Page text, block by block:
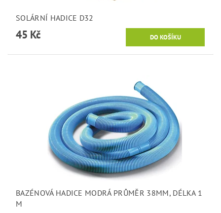
SOLÁRNÍ HADICE D32
45 Kč
BAZÉNOVÁ HADICE MODRÁ PRŮMĚR 38MM, DÉLKA 1
M